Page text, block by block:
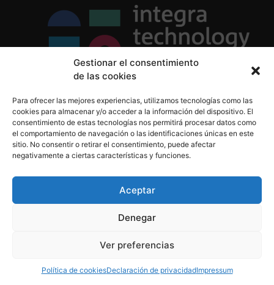
Gestionar el consentimiento
de las cookies
Para ofrecer las mejores experiencias, utilizamos tecnologías como las
cookies para almacenar y/o acceder a la información del dispositivo. El
consentimiento de estas tecnologías nos permitirá procesar datos como
el comportamiento de navegación o las identificaciones únicas en este
sitio. No consentir o retirar el consentimiento, puede afectar
negativamente a ciertas características y funciones.
Aceptar
Denegar
Ver preferencias
Política de cookiesDeclaración de privacidadImpressum
Política de Cookies
Aviso Legal
910 607 564
derechos reservados